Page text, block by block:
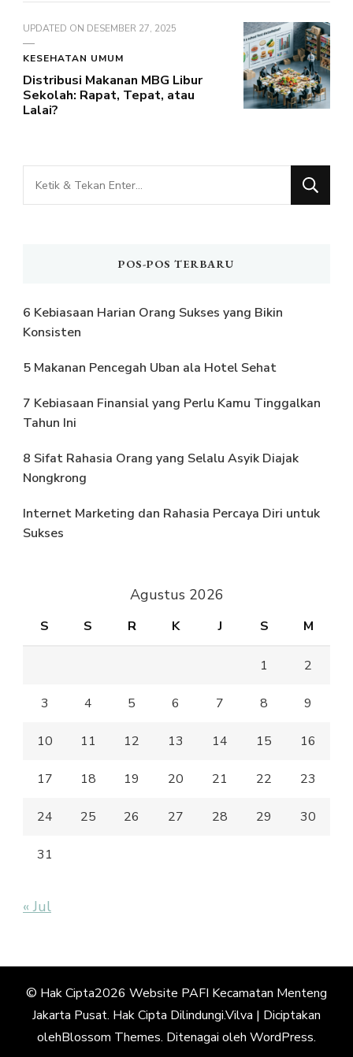
UPDATED ON DESEMBER 27, 2025
KESEHATAN UMUM
Distribusi Makanan MBG Libur
Sekolah: Rapat, Tepat, atau
Lalai?
Mencari
Sesuatu?
POS-POS TERBARU
6 Kebiasaan Harian Orang Sukses yang Bikin
Konsisten
5 Makanan Pencegah Uban ala Hotel Sehat
7 Kebiasaan Finansial yang Perlu Kamu Tinggalkan
Tahun Ini
8 Sifat Rahasia Orang yang Selalu Asyik Diajak
Nongkrong
Internet Marketing dan Rahasia Percaya Diri untuk
Sukses
Agustus 2026
S S R K J S M
1 2
3 4 5 6 7 8 9
10 11 12 13 14 15 16
17 18 19 20 21 22 23
24 25 26 27 28 29 30
31
« Jul
© Hak Cipta2026 Website PAFI Kecamatan Menteng
Jakarta Pusat. Hak Cipta Dilindungi.Vilva | Diciptakan
olehBlossom Themes. Ditenagai oleh WordPress.